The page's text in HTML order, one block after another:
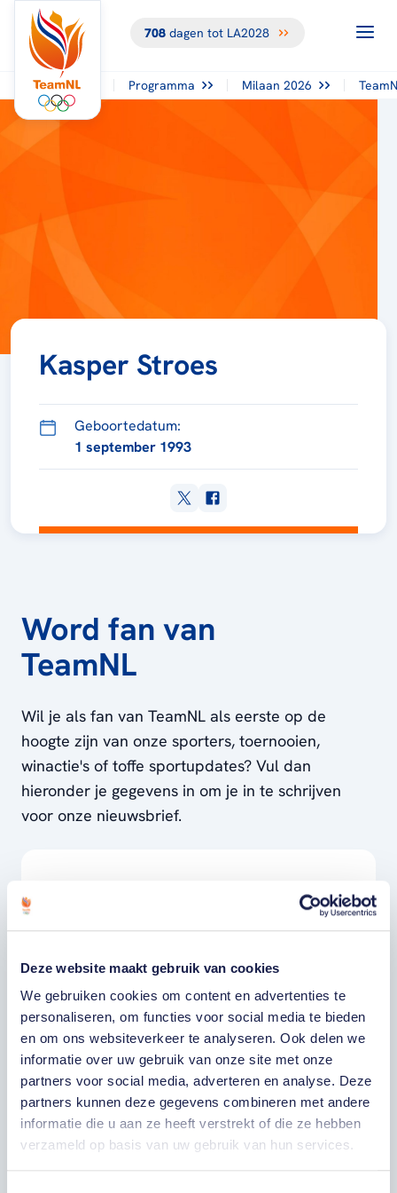
Deze website maakt gebruik van cookies
We gebruiken cookies om content en advertenties te
personaliseren, om functies voor social media te bieden
en om ons websiteverkeer te analyseren. Ook delen we
informatie over uw gebruik van onze site met onze
partners voor social media, adverteren en analyse. Deze
partners kunnen deze gegevens combineren met andere
informatie die u aan ze heeft verstrekt of die ze hebben
verzameld op basis van uw gebruik van hun services.
708dagen tot LA2028
Programma Milaan 2026
Kasper Stroes
Geboortedatum:
1 september 1993
Word fan van
TeamNL
Wil je als fan van TeamNL als eerste op de
hoogte zijn van onze sporters, toernooien,
winactie's of toffe sportupdates? Vul dan
hieronder je gegevens in om je in te schrijven
voor onze nieuwsbrief.
E-MAILADRES
Ja, ik word fan van TeamNL en ontvang
graag gepersonaliseerd nieuws over
TeamNL, het TeamNL Huis, interviews, acties,
kortingen, voorrang op evenementen,
video’s en merchandise. Je kunt je op elk
moment uitschrijven. *